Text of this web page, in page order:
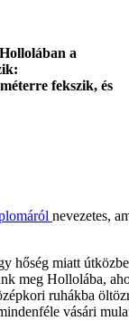
a
fekszik, és
nevezetes,
hőség miatt
meg Hollolába,
ruhákba
vásári